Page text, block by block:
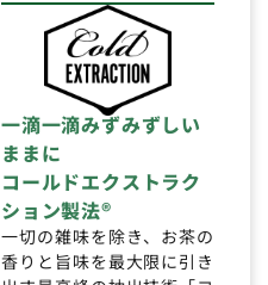
一滴一滴みずみずしい
ままに
コールドエクストラク
ション製法®
一切の雑味を除き、お茶の
香りと旨味を最大限に引き